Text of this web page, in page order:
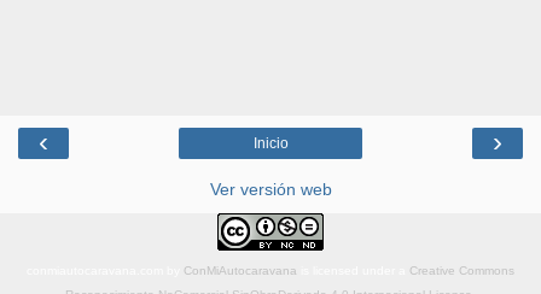
‹ ›
Inicio
Ver versión web
ConMiAutocaravana
Creative Commons